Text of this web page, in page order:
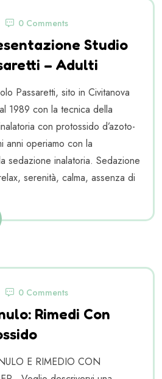
0 Comments
Studio
– Adulti
Passaretti, sito in Civitanova
1989 con la tecnica della
con protossido d’azoto-
anni operiamo con la
sedazione inalatoria. Sedazione
serenità, calma, assenza di
0 Comments
Rimedi Con
E RIMEDIO CON